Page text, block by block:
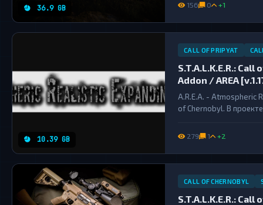
36.9 GB 156 0 +1
10.39 GB
CALL OF PRIPYAT
S.T.A.L.K.E.R.:
Addon / AREA
A.R.E.A. - Atmospheric
of Chernobyl. В
279 1 +2
CALL OF CHERNOBYL
S.T.A.L.K.E.R.: